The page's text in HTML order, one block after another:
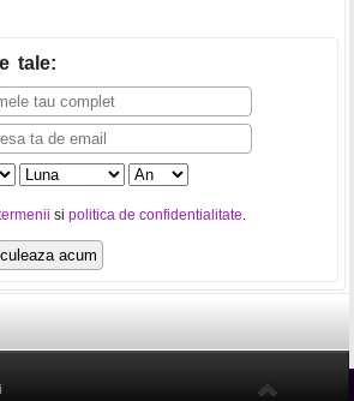
tale:
si politica de confidentialitate.